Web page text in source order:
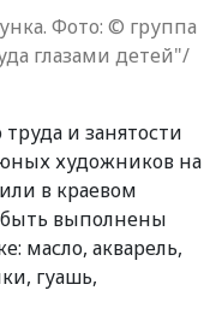
Фото: © группа
глазами детей"/
и занятости
художников на
в краевом
быть выполнены
масло, акварель,
гуашь,